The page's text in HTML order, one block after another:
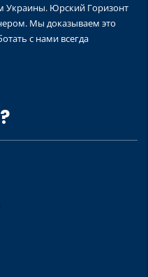
Украины. Юрский Горизонт
Мы доказываем это
с нами всегда